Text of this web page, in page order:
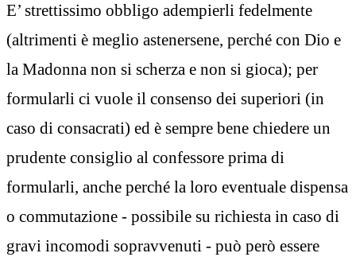
E’ strettissimo obbligo adempierli fedelmente
(altrimenti è meglio astenersene, perché con Dio e
la Madonna non si scherza e non si gioca); per
formularli ci vuole il consenso dei superiori (in
caso di consacrati) ed è sempre bene chiedere un
prudente consiglio al confessore prima di
formularli, anche perché la loro eventuale dispensa
o commutazione - possibile su richiesta in caso di
gravi incomodi sopravvenuti - può però essere